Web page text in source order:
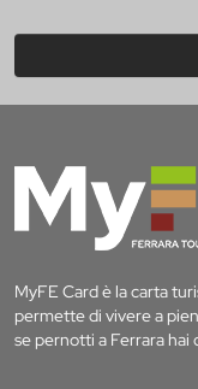
MyFE Card è la carta
permette di vivere a
se pernotti a Ferrara hai